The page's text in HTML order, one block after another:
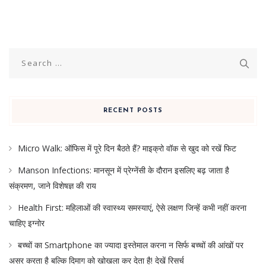
RECENT POSTS
Micro Walk: ऑफिस में पूरे दिन बैठते हैं? माइक्रो वॉक से खुद को रखें फिट
Manson Infections: मानसून में प्रेग्नेंसी के दौरान इसलिए बढ़ जाता है
संक्रमण, जाने विशेषज्ञ की राय
Health First: महिलाओं की स्वास्थ्य समस्याएं, ऐसे लक्षण जिन्हें कभी नहीं करना
चाहिए इग्नोर
बच्चों का Smartphone का ज्यादा इस्तेमाल करना न सिर्फ बच्चों की आंखों पर
असर करता है बल्कि दिमाग को खोखला कर देता है! देखें रिसर्च